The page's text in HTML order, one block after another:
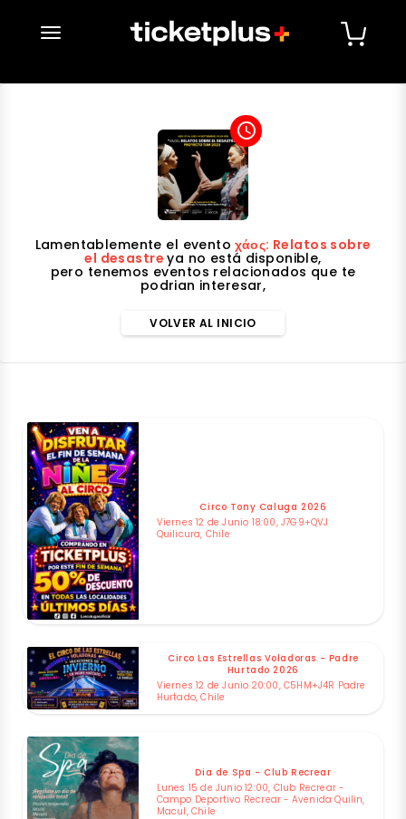
desplegar navegación
access_time
Lamentablemente el eventoχάος: Relatos sobre
el desastreya no está disponible,
pero tenemos eventos relacionados que te
podrian interesar,
VOLVER AL INICIO
Circo Tony Caluga 2026
Viernes 12 de Junio 18:00, J7G9+QVJ
Quilicura, Chile
Circo Las Estrellas Voladoras - Padre
Hurtado 2026
Viernes 12 de Junio 20:00, C5HM+J4R Padre
Hurtado, Chile
Dia de Spa - Club Recrear
Lunes 15 de Junio 12:00, Club Recrear -
Campo Deportivo Recrear - Avenida Quilin,
Macul, Chile